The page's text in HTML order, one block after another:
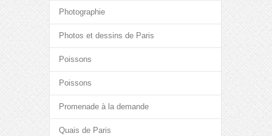
Photographie
Photos et dessins de Paris
Poissons
Poissons
Promenade à la demande
Quais de Paris